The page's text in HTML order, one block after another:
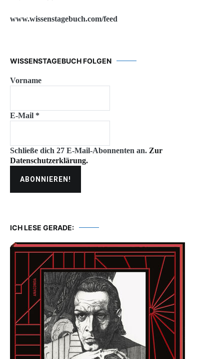
www.wissenstagebuch.com/feed
WISSENSTAGEBUCH FOLGEN
Vorname
E-Mail *
Schließe dich 27 E-Mail-Abonnenten an. Zur
Datenschutzerklärung.
ICH LESE GERADE: